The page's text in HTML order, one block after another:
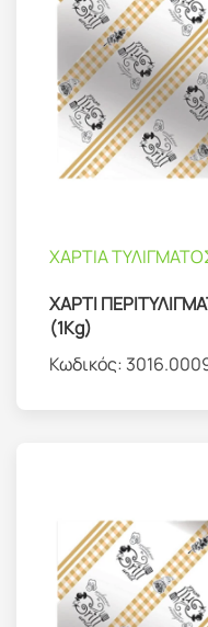
ΧΑΡΤΙΑ
ΧΑΡΤΙ
(1Kg)
Κωδικός: